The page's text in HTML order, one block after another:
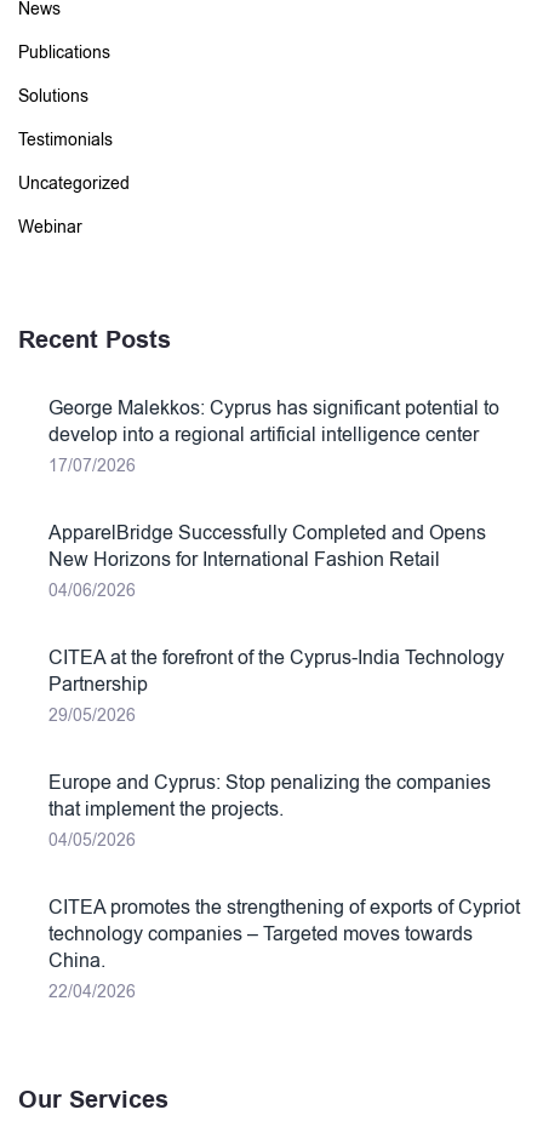
News
Publications
Solutions
Testimonials
Uncategorized
Webinar
Recent Posts
George Malekkos: Cyprus has significant potential to
develop into a regional artificial intelligence center
17/07/2026
ApparelBridge Successfully Completed and Opens
New Horizons for International Fashion Retail
04/06/2026
CITEA at the forefront of the Cyprus-India Technology
Partnership
29/05/2026
Europe and Cyprus: Stop penalizing the companies
that implement the projects.
04/05/2026
CITEA promotes the strengthening of exports of Cypriot
technology companies – Targeted moves towards
China.
22/04/2026
Our Services